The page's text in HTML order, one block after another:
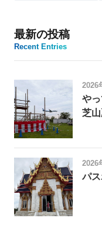
最新の投稿
Recent Entries
2026
やっ
芝山
2026
パ